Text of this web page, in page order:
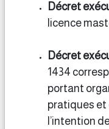
Décret
licence
Décret
1434
portant
pratiques et
l’intention